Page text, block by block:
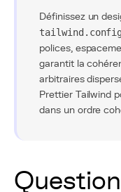
Définissez un
polices,
garantit la
arbitraires
Prettier Tailwind
dans un ordre